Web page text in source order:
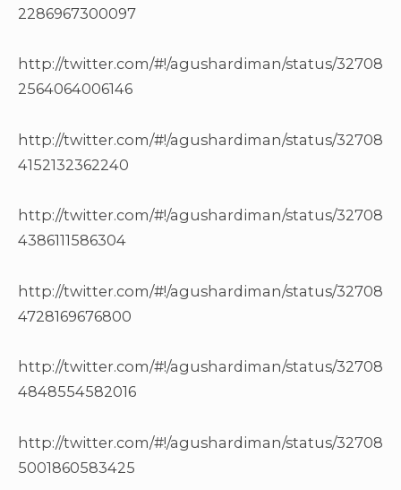
2286967300097
http://twitter.com/#!/agushardiman/status/32708
2564064006146
http://twitter.com/#!/agushardiman/status/32708
4152132362240
http://twitter.com/#!/agushardiman/status/32708
4386111586304
http://twitter.com/#!/agushardiman/status/32708
4728169676800
http://twitter.com/#!/agushardiman/status/32708
4848554582016
http://twitter.com/#!/agushardiman/status/32708
5001860583425